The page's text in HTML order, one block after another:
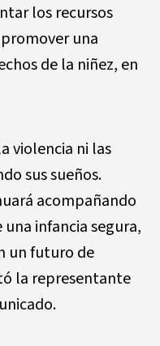
los recursos
una
de la niñez, en
violencia ni las
sus sueños.
acompañando
infancia segura,
un futuro de
la representante